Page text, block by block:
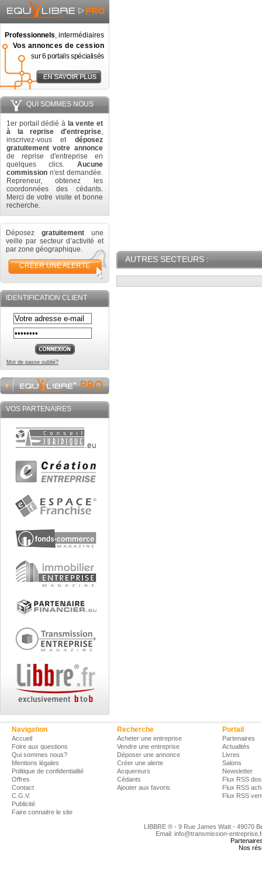
Professionnels, intermédiaires
Vos annonces de cession
sur 6 portails spécialisés
QUI SOMMES NOUS
1er portail dédié à la vente et
à la reprise d'entreprise,
inscrivez-vous et déposez
gratuitement votre annonce
de reprise d'entreprise en
quelques clics. Aucune
commission n'est demandée.
Repreneur, obtenez les
coordonnées des cédants.
Merci de votre visite et bonne
recherche.
Déposez gratuitement une
veille par secteur d’activité et
par zone géographique.
CRÉER UNE ALERTE
IDENTIFICATION CLIENT
Mot de passe oublié?
VOS PARTENAIRES
AUTRES SECTEURS :
Navigation
Accueil
Foire aux questions
Qui sommes nous?
Mentions légales
Politique de confidentialité
Offres
Contact
C.G.V.
Publicité
Faire connaitre le site
Recherche
Acheter une entreprise
Vendre une entreprise
Déposer une annonce
Créer une alerte
Acquereurs
Cédants
Ajouter aux favoris
Portail
Partenaires
Actualités
Livres
Salons
Newsletter
Flux RSS
Flux RSS
Flux RSS
LIBBRE ® - 9 Rue James Watt - 49070
Email: info@transmission-
Nos